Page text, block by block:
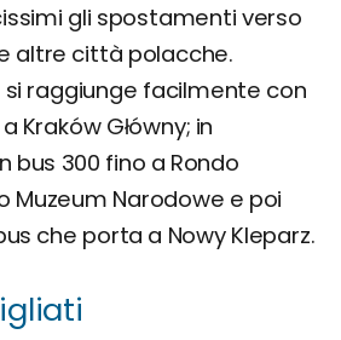
gli spostamenti verso
altre città polacche.
raggiunge facilmente con
Kraków Główny; in
bus 300 fino a Rondo
Muzeum Narodowe e poi
che porta a Nowy Kleparz.